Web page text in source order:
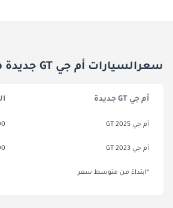
سعرالسيارات أم جي GT جديدة فى دبي
أم جي GT جديدة
أم جي GT 2025
أم جي GT 2023
*ابتداءً من متوسط سعر